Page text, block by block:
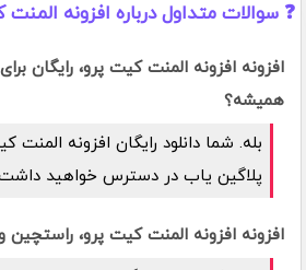
❓ سوالات متداول درباره افزونه
افزونه افزونه المنت کیت پرو، رایگان
همیشه؟
بله. شما دانلود رایگان افزونه المنت
پلاگین یاب در دسترس خواهید
افزونه افزونه المنت کیت پرو،